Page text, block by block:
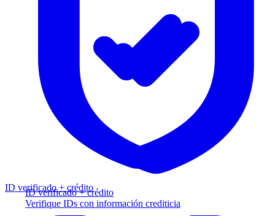
ID verificado + crédito
Verifique IDs con información crediticia
ID verificado + crédito